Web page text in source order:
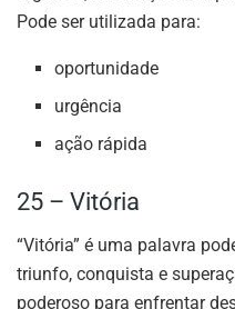
Pode ser utilizada para:
oportunidade
urgência
ação rápida
25 – Vitória
“Vitória” é uma palavra
triunfo, conquista e
poderoso para enfrentar